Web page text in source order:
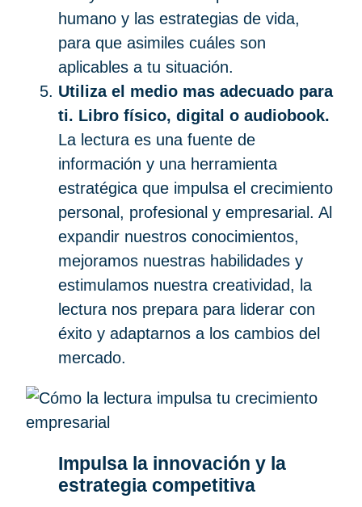
humano y las estrategias de vida,
para que asimiles cuáles son
aplicables a tu situación.
Utiliza el medio mas adecuado para
ti. Libro físico, digital o audiobook.
La lectura es una fuente de
información y una herramienta
estratégica que impulsa el crecimiento
personal, profesional y empresarial. Al
expandir nuestros conocimientos,
mejoramos nuestras habilidades y
estimulamos nuestra creatividad, la
lectura nos prepara para liderar con
éxito y adaptarnos a los cambios del
mercado.
Impulsa la innovación y la
estrategia competitiva